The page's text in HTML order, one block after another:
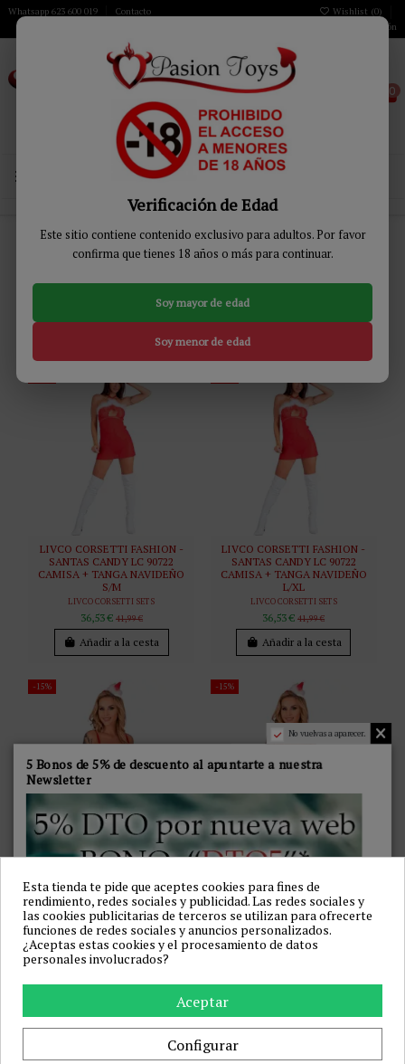
Verificación de Edad
Este sitio contiene contenido exclusivo para adultos. Por favor
confirma que tienes 18 años o más para continuar.
Soy mayor de edad
Soy menor de edad
Whatsapp 623 600 019 Contacto Wishlist (0)
Iniciar sesión
0
Inicio MODA & LENCERÍA Lencería Mujer Disfraces Mujer
Lencería
Lencería Navidad
LIVCO CORSETTI FASHION -
SANTAS CANDY LC 90722
CAMISA + TANGA NAVIDEÑO
S/M
LIVCO CORSETTI SETS
36,53 € 41,99 €
Añadir a la cesta
LIVCO CORSETTI FASHION -
SANTAS CANDY LC 90722
CAMISA + TANGA NAVIDEÑO
L/XL
LIVCO CORSETTI SETS
36,53 €41,99 €
Añadir a la cesta
-15%
LIVCO CORSETTI FASHION -
90603 CAMISA + TANGA +
DIADEMA NAVIDEÑA S/M
LIVCO CORSETTI SETS
42,49 €49,99 €
Añadir a la cesta
-15%
LIVCO CORSETTI FASHION -
90603 CAMISA + TANGA +
DIADEMA NAVIDEÑA L/XL
LIVCO CORSETTI SETS
42,49 €49,99 €
Añadir a la cesta
No vuelvas a aparecer.
5 Bonos de 5% de descuento al apuntarte a nuestra
Newsletter
Esta tienda te pide que aceptes cookies para fines de
rendimiento, redes sociales y publicidad. Las redes sociales y
las cookies publicitarias de terceros se utilizan para ofrecerte
funciones de redes sociales y anuncios personalizados.
¿Aceptas estas cookies y el procesamiento de datos
personales involucrados?
Aceptar
Configurar